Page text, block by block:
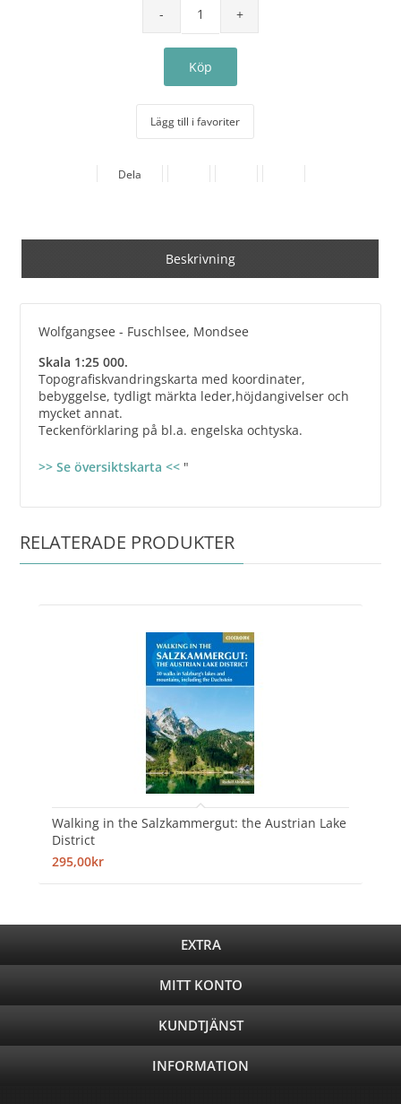
Lägg till i favoriter
Dela
Beskrivning
Wolfgangsee - Fuschlsee, Mondsee
Skala 1:25 000.
Topografiskvandringskarta med koordinater,
bebyggelse, tydligt märkta leder,höjdangivelser och
mycket annat.
Teckenförklaring på bl.a. engelska ochtyska.
>> Se översiktskarta << "
RELATERADE PRODUKTER
Walking in the Salzkammergut: the Austrian Lake
District
295,00kr
EXTRA
MITT KONTO
KUNDTJÄNST
INFORMATION